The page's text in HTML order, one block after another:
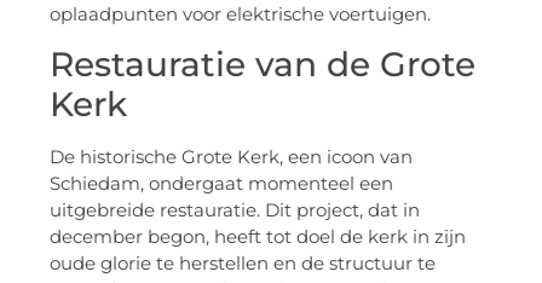
oplaadpunten voor elektrische voertuigen.
Restauratie van de Grote
Kerk
De historische Grote Kerk, een icoon van
Schiedam, ondergaat momenteel een
uitgebreide restauratie. Dit project, dat in
december begon, heeft tot doel de kerk in zijn
oude glorie te herstellen en de structuur te